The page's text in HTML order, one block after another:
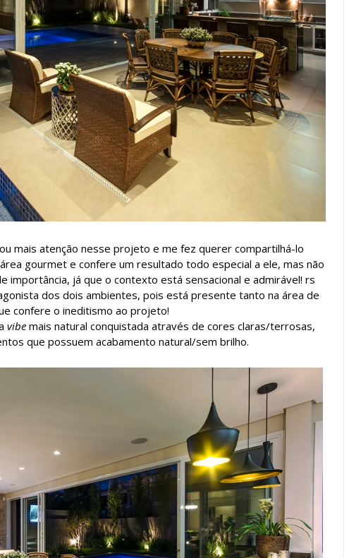
mais atenção nesse projeto e me fez querer compartilhá-lo
gourmet e confere um resultado todo especial a ele, mas não
importância, já que o contexto está sensacional e admirável! rs
dos dois ambientes, pois está presente tanto na área de
confere o ineditismo ao projeto!
vibe mais natural conquistada através de cores claras/terrosas,
que possuem acabamento natural/sem brilho.